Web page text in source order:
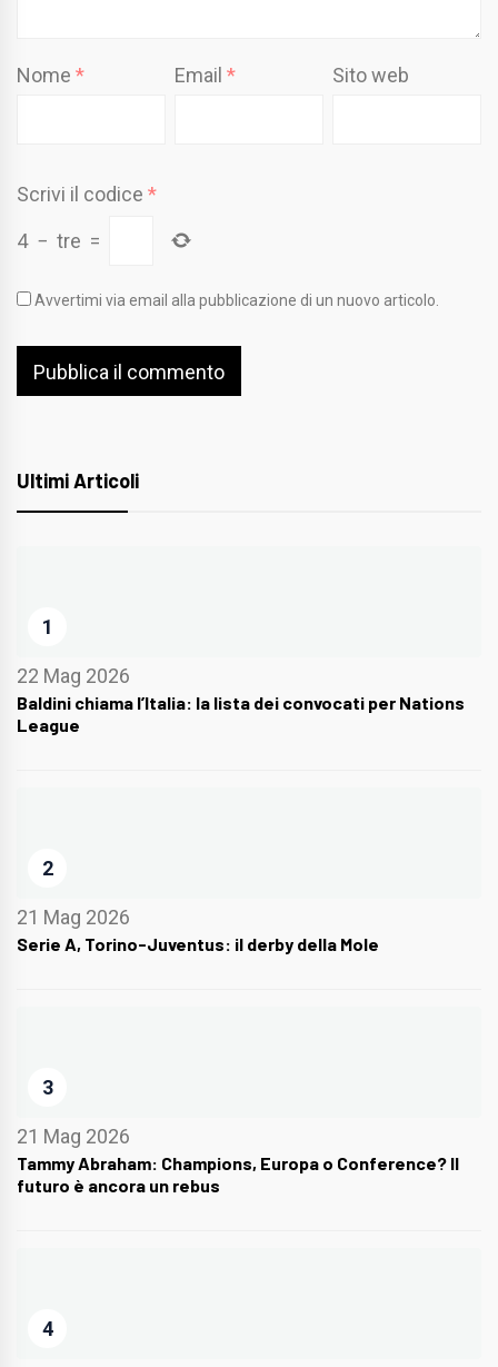
Nome * Email* Sito web
Scrivi il codice *
4 − tre =
Avvertimi via email alla pubblicazione di un nuovo articolo.
Ultimi Articoli
1
22 Mag 2026
Baldini chiama l’Italia: la lista dei convocati per Nations
League
2
21 Mag 2026
Serie A, Torino-Juventus: il derby della Mole
3
21 Mag 2026
Tammy Abraham: Champions, Europa o Conference? Il
futuro è ancora un rebus
4